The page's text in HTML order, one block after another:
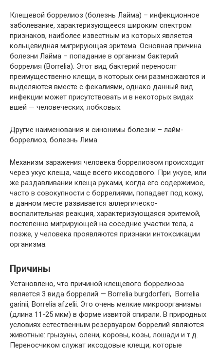
Клещевой боррелиоз (болезнь Лайма) – инфекционное
заболевание, характеризующееся широким спектром
признаков, наиболее известным из которых является
кольцевидная мигрирующая эритема. Основная причина
болезни Лайма – попадание в организм бактерий
боррелия (Borrelia). Этот вид бактерий переносят
преимущественно клещи, в которых они размножаются и
выделяются вместе с фекалиями, однако данный вид
инфекции может присутствовать и в некоторых видах
вшей — человеческих, лобковых.
Другие наименования и синонимы болезни – лайм-
боррелиоз, болезнь Лима.
Механизм заражения человека боррелиозом происходит
через укус клеща, чаще всего иксодового. При укусе, или
же раздавливании клеща руками, когда его содержимое,
часто в совокупности с боррелиями, попадает под кожу,
в данном месте развивается аллергическо-
воспалительная реакция, характеризующаяся эритемой,
постепенно мигрирующей на соседние участки тела, а
позже, у человека проявляются признаки интоксикации
организма.
Причины
Установлено, что причиной клещевого боррелиоза
является 3 вида боррелий — Borrelia burgdorferi, Borrelia
garinii, Borrelia afzelii. Это очень мелкие микроорганизмы
(длина 11-25 мкм) в форме извитой спирали. В природных
условиях естественным резервуаром боррелий являются
животные: грызуны, олени, коровы, козы, лошади и т.д.
Переносчиком служат иксодовые клещи, которые